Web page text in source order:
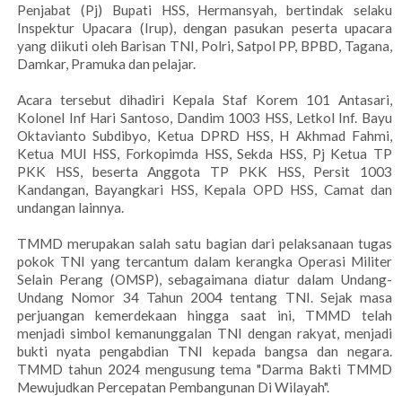
Penjabat (Pj) Bupati HSS, Hermansyah, bertindak selaku
Inspektur Upacara (Irup), dengan pasukan peserta upacara
yang diikuti oleh Barisan TNI, Polri, Satpol PP, BPBD, Tagana,
Damkar, Pramuka dan pelajar.
Acara tersebut dihadiri Kepala Staf Korem 101 Antasari,
Kolonel Inf Hari Santoso, Dandim 1003 HSS, Letkol Inf. Bayu
Oktavianto Subdibyo, Ketua DPRD HSS, H Akhmad Fahmi,
Ketua MUI HSS, Forkopimda HSS, Sekda HSS, Pj Ketua TP
PKK HSS, beserta Anggota TP PKK HSS, Persit 1003
Kandangan, Bayangkari HSS, Kepala OPD HSS, Camat dan
undangan lainnya.
TMMD merupakan salah satu bagian dari pelaksanaan tugas
pokok TNI yang tercantum dalam kerangka Operasi Militer
Selain Perang (OMSP), sebagaimana diatur dalam Undang-
Undang Nomor 34 Tahun 2004 tentang TNI. Sejak masa
perjuangan kemerdekaan hingga saat ini, TMMD telah
menjadi simbol kemanunggalan TNI dengan rakyat, menjadi
bukti nyata pengabdian TNI kepada bangsa dan negara.
TMMD tahun 2024 mengusung tema "Darma Bakti TMMD
Mewujudkan Percepatan Pembangunan Di Wilayah".